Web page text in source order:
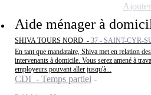
Aide ménager à
SHIVA TOURS NORD - 37 - SAINT-CYR-
En tant que mandataire, Shiva met en relation
intervenants à domicile. Vous serez amené à
employeurs pouvant aller jusqu'à...
CDI - Temps partiel